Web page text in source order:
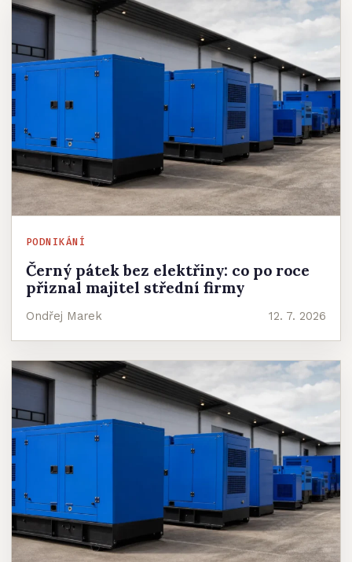
PODNIKÁNÍ
Černý pátek bez elektřiny: co po roce
přiznal majitel střední firmy
Ondřej Marek 12. 7. 2026